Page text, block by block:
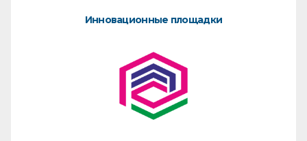
Инновационные площадки